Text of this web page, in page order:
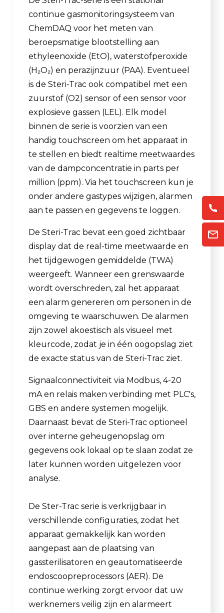
continue gasmonitoringsysteem van
ChemDAQ voor het meten van
beroepsmatige blootstelling aan
ethyleenoxide (EtO), waterstofperoxide
(H₂O₂) en perazijnzuur (PAA). Eventueel
is de Steri-Trac ook compatibel met een
zuurstof (O2) sensor of een sensor voor
explosieve gassen (LEL). Elk model
binnen de serie is voorzien van een
handig touchscreen om het apparaat in
te stellen en biedt realtime meetwaardes
van de dampconcentratie in parts per
million (ppm). Via het touchscreen kun je
onder andere gastypes wijzigen, alarmen
aan te passen en gegevens te loggen.
De Steri-Trac bevat een goed zichtbaar
display dat de real-time meetwaarde en
het tijdgewogen gemiddelde (TWA)
weergeeft. Wanneer een grenswaarde
wordt overschreden, zal het apparaat
een alarm genereren om personen in de
omgeving te waarschuwen. De alarmen
zijn zowel akoestisch als visueel met
kleurcode, zodat je in één oogopslag ziet
de exacte status van de Steri-Trac ziet.
Signaalconnectiviteit via Modbus, 4-20
mA en relais maken verbinding met PLC's,
GBS en andere systemen mogelijk.
Daarnaast bevat de Steri-Trac optioneel
over interne geheugenopslag om
gegevens ook lokaal op te slaan zodat ze
later kunnen worden uitgelezen voor
analyse.
De Ster-Trac serie is verkrijgbaar in
verschillende configuraties, zodat het
apparaat gemakkelijk kan worden
aangepast aan de plaatsing van
gassterilisatoren en geautomatiseerde
endoscoopreprocessors (AER). De
continue werking zorgt ervoor dat uw
werknemers veilig zijn en alarmeert